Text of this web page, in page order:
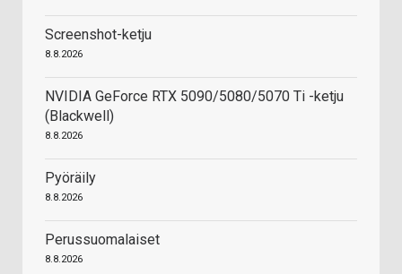
Screenshot-ketju
8.8.2026
NVIDIA GeForce RTX 5090/5080/5070 Ti -ketju
(Blackwell)
8.8.2026
Pyöräily
8.8.2026
Perussuomalaiset
8.8.2026